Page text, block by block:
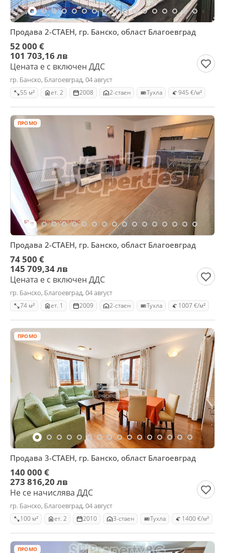
Продава 2-СТАЕН, гр. Банско, област Благоевград
52 000 €
101 703,16 лв
Цената е с включен ДДС
гр. Банско, Благоевград, 04 август
55 м² ет. 2 2008 2-стаен Тухла 945 €/м²
ПРОМО
Продава 2-СТАЕН, гр. Банско, област Благоевград
74 500 €
145 709,34 лв
Цената е с включен ДДС
гр. Банско, Благоевград, 04 август
74 м² ет. 1 2009 2-стаен Тухла 1007 €/м²
ПРОМО
Продава 3-СТАЕН, гр. Банско, област Благоевград
140 000 €
273 816,20 лв
Не се начислява ДДС
гр. Банско, Благоевград, 04 август
100 м² ет. 2 2010 3-стаен Тухла 1400 €/м²
ПРОМО